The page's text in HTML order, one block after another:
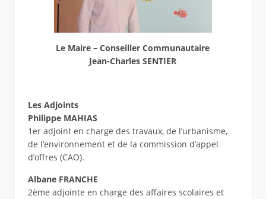
Le Maire – Conseiller Communautaire
Jean-Charles SENTIER
Les Adjoints
Philippe MAHIAS
1er adjoint en charge des travaux, de l’urbanisme,
de l’environnement et de la commission d’appel
d’offres (CAO).
Albane FRANCHE
2ème adjointe en charge des affaires scolaires et